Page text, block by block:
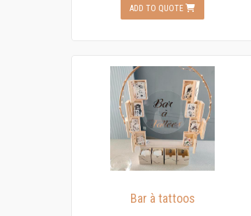
ADD TO QUOTE
Bar à tattoos